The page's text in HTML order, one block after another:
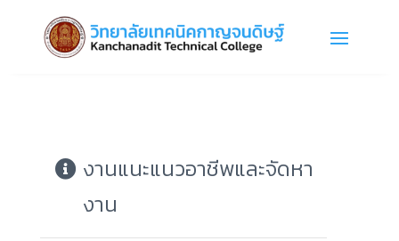
งานแนะแนวอาชีพและจัดหา
งาน